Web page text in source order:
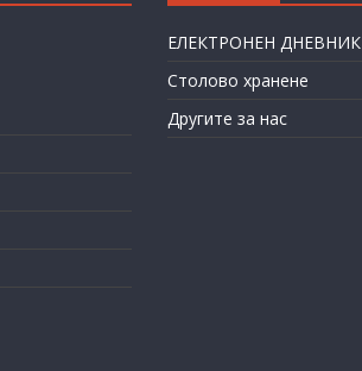
ЕЛЕКТРОНЕН ДНЕВНИК
Столово хранене
Другите за нас